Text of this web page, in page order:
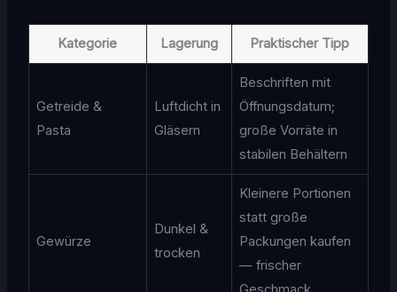
Kategorie Lagerung Praktischer Tipp
Getreide &
Pasta
Luftdicht in
Gläsern
Beschriften mit
Öffnungsdatum;
große Vorräte in
stabilen Behältern
Gewürze
Dunkel &
trocken
Kleinere Portionen
statt große
Packungen kaufen
— frischer